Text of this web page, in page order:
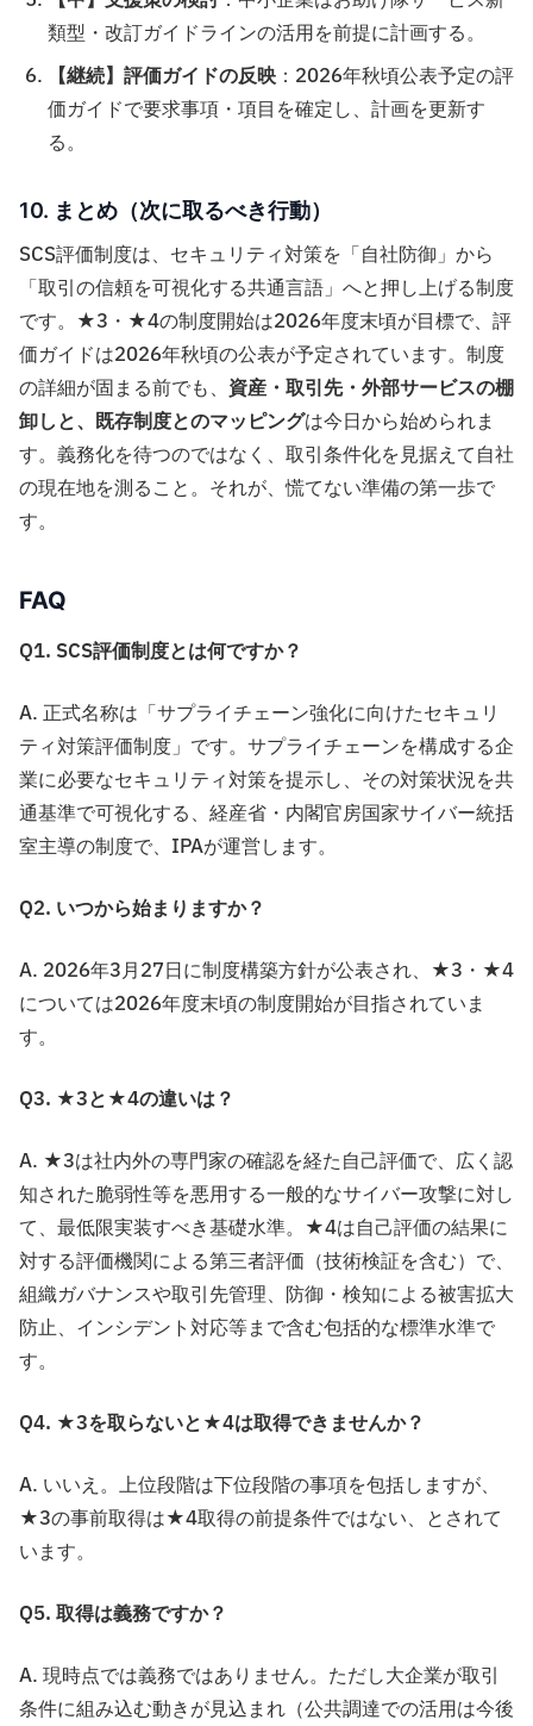
類型・改訂ガイドラインの活用を前提に計画する。
【継続】評価ガイドの反映：2026年秋頃公表予定の評
価ガイドで要求事項・項目を確定し、計画を更新す
る。
10. まとめ（次に取るべき行動）
SCS評価制度は、セキュリティ対策を「自社防御」から
「取引の信頼を可視化する共通言語」へと押し上げる制度
です。★3・★4の制度開始は2026年度末頃が目標で、評
価ガイドは2026年秋頃の公表が予定されています。制度
の詳細が固まる前でも、 資産・取引先・外部サービスの棚
卸しと、既存制度とのマッピングは今日から始められま
す。義務化を待つのではなく、取引条件化を見据えて自社
の現在地を測ること。それが、慌てない準備の第一歩で
す。
FAQ
Q1. SCS評価制度とは何ですか？
A. 正式名称は「サプライチェーン強化に向けたセキュリ
ティ対策評価制度」です。サプライチェーンを構成する企
業に必要なセキュリティ対策を提示し、その対策状況を共
通基準で可視化する、経産省・内閣官房国家サイバー統括
室主導の制度で、IPAが運営します。
Q2. いつから始まりますか？
A. 2026年3月27日に制度構築方針が公表され、★3・★4
については2026年度末頃の制度開始が目指されていま
す。
Q3. ★3と★4の違いは？
A. ★3は社内外の専門家の確認を経た自己評価で、広く認
知された脆弱性等を悪用する一般的なサイバー攻撃に対し
て、最低限実装すべき基礎水準。★4は自己評価の結果に
対する評価機関による第三者評価（技術検証を含む）で、
組織ガバナンスや取引先管理、防御・検知による被害拡大
防止、インシデント対応等まで含む包括的な標準水準で
す。
Q4. ★3を取らないと★4は取得できませんか？
A. いいえ。上位段階は下位段階の事項を包括しますが、
★3の事前取得は★4取得の前提条件ではない、とされて
います。
Q5. 取得は義務ですか？
A. 現時点では義務ではありません。ただし大企業が取引
条件に組み込む動きが見込まれ（公共調達での活用は今後